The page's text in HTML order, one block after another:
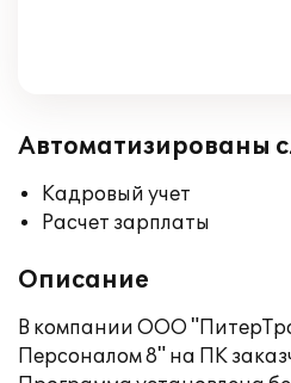
Автоматизированы
Кадровый учет
Расчет зарплаты
Описание
В компании ООО
Персоналом 8" на ПК